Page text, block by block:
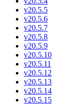
v20.5.5
v20.5.6
v20.5.7
v20.5.8
v20.5.9
v20.5.10
v20.5.11
v20.5.12
v20.5.13
v20.5.14
v20.5.15